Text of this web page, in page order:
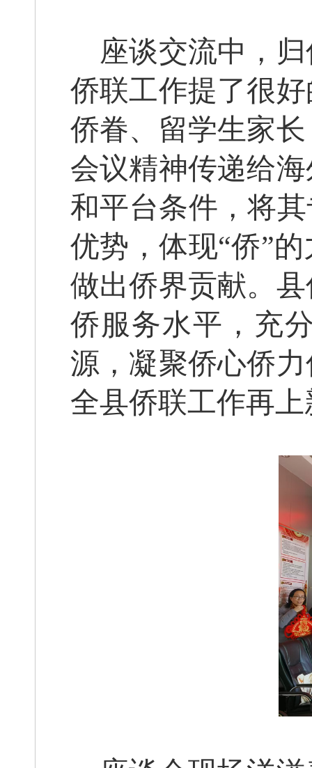
座谈交流中，
侨联工作提了很
侨眷、留学生家
会议精神传递给
和平台条件，将
优势，体现“侨”
做出侨界贡献。
侨服务水平，充
源，凝聚侨心侨
全县侨联工作再